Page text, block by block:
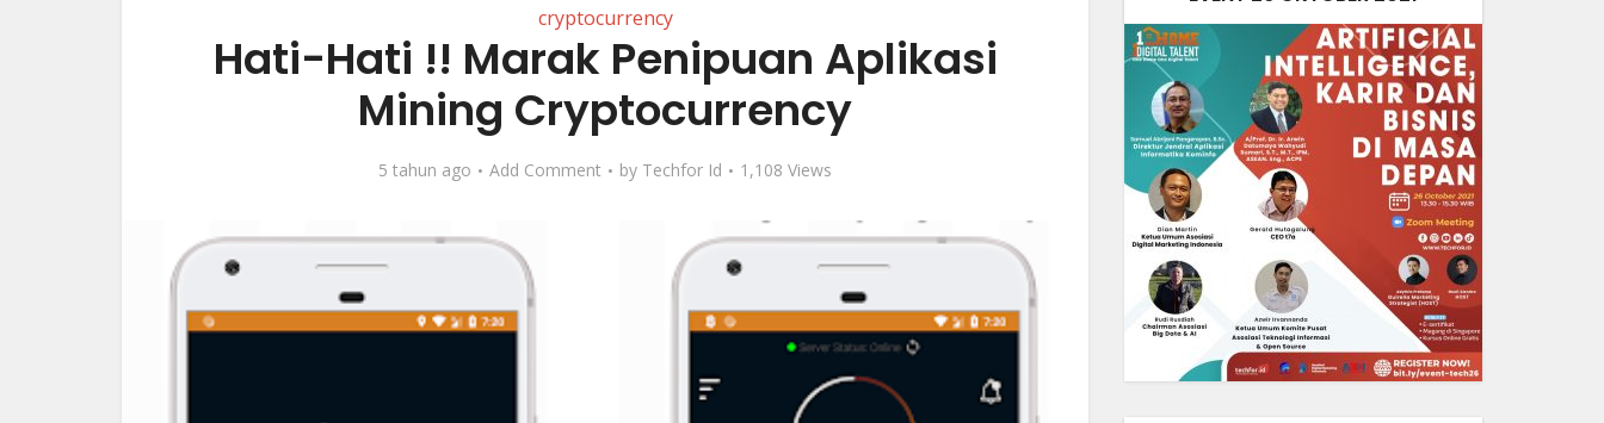
cryptocurrency
Hati-Hati !! Marak Penipuan Aplikasi
Mining Cryptocurrency
5 tahun ago Add Comment by Techfor Id 1,108 Views